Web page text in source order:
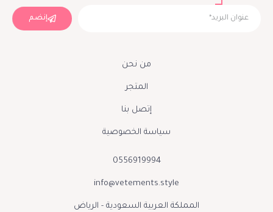
إنضم
من نحن
المتجر
إتصل بنا
سياسة الخصوصية
0556919994
info@vetements.style
المملكة العربية السعودية - الرياض